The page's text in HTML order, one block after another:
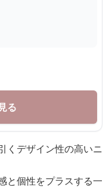
る
くデザイン性の高いニ
と個性をプラスする一